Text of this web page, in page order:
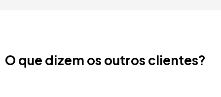
O que dizem os outros clientes?